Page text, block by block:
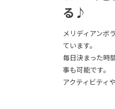
る♪
メリディアンボ
ています。
毎日決まった時
事も可能です。
アクティビティ